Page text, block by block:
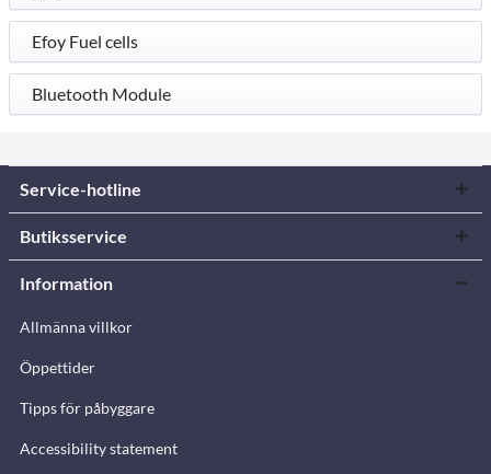
Efoy Fuel cells
Bluetooth Module
Service-hotline
Butiksservice
Information
Allmänna villkor
Öppettider
Tipps för påbyggare
Accessibility statement